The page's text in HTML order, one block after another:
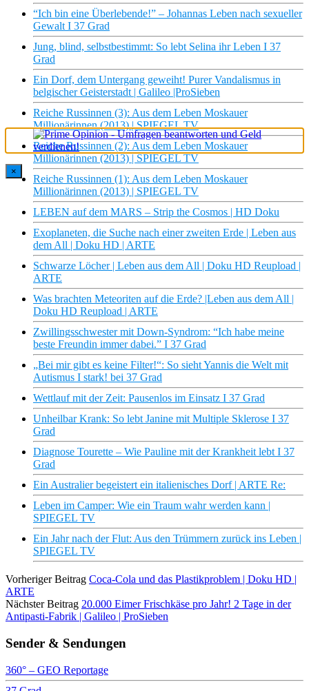
“Ich bin eine Überlebende!” – Johannas Leben nach sexueller
Gewalt I 37 Grad
Jung, blind, selbstbestimmt: So lebt Selina ihr Leben I 37
Grad
Ein Dorf, dem Untergang geweiht! Purer Vandalismus in
belgischer Geisterstadt | Galileo |ProSieben
Reiche Russinnen (3): Aus dem Leben Moskauer
Millionärinnen (2013) | SPIEGEL TV
Reiche Russinnen (2): Aus dem Leben Moskauer
Millionärinnen (2013) | SPIEGEL TV
Reiche Russinnen (1): Aus dem Leben Moskauer
Millionärinnen (2013) | SPIEGEL TV
LEBEN auf dem MARS – Strip the Cosmos | HD Doku
Exoplaneten, die Suche nach einer zweiten Erde | Leben aus
dem All | Doku HD | ARTE
Schwarze Löcher | Leben aus dem All | Doku HD Reupload |
ARTE
Was brachten Meteoriten auf die Erde? |Leben aus dem All |
Doku HD Reupload | ARTE
Zwillingsschwester mit Down-Syndrom: “Ich habe meine
beste Freundin immer dabei.” I 37 Grad
„Bei mir gibt es keine Filter!“: So sieht Yannis die Welt mit
Autismus I stark! bei 37 Grad
Wettlauf mit der Zeit: Pausenlos im Einsatz I 37 Grad
Unheilbar Krank: So lebt Janine mit Multiple Sklerose I 37
Grad
Diagnose Tourette – Wie Pauline mit der Krankheit lebt I 37
Grad
Ein Australier begeistert ein italienisches Dorf | ARTE Re:
Leben im Camper: Wie ein Traum wahr werden kann |
SPIEGEL TV
Ein Jahr nach der Flut: Aus den Trümmern zurück ins Leben |
SPIEGEL TV
Vorheriger Beitrag Coca-Cola und das Plastikproblem | Doku HD |
ARTE
Nächster Beitrag 20.000 Eimer Frischkäse pro Jahr! 2 Tage in der
Antipasti-Fabrik | Galileo | ProSieben
Sender & Sendungen
360° – GEO Reportage
×